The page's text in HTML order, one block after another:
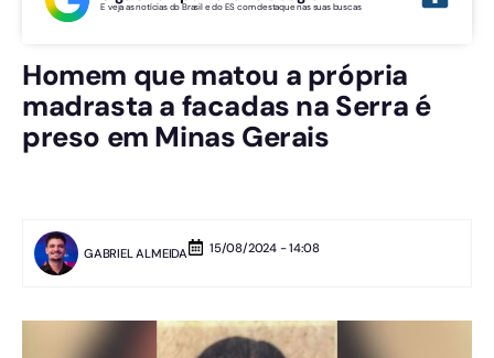
E veja as notícias do Brasil e do ES com destaque nas suas buscas
Homem que matou a própria
madrasta a facadas na Serra é
preso em Minas Gerais
GABRIEL ALMEIDA 15/08/2024 - 14:08